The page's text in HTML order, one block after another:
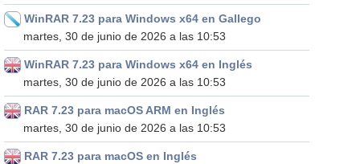
WinRAR 7.23 para Windows x64 en Gallego
martes, 30 de junio de 2026 a las 10:53
WinRAR 7.23 para Windows x64 en Inglés
martes, 30 de junio de 2026 a las 10:53
RAR 7.23 para macOS ARM en Inglés
martes, 30 de junio de 2026 a las 10:53
RAR 7.23 para macOS en Inglés